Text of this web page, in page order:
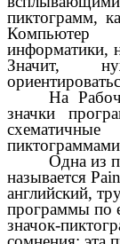
пиктограмм,
Компьютер
информатики,
Значит,
На
значки
Одна из
называется
английский,
программы по
значок-